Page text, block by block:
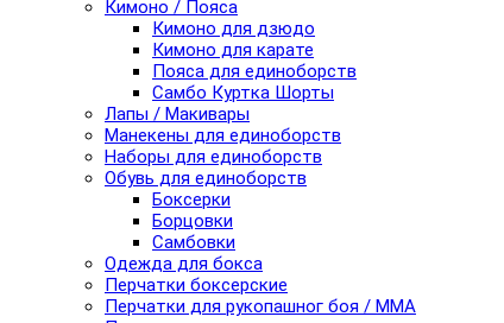
Кимоно / Пояса
Кимоно для дзюдо
Кимоно для карате
Пояса для единоборств
Самбо Куртка Шорты
Лапы / Макивары
Манекены для единоборств
Наборы для единоборств
Обувь для единоборств
Боксерки
Борцовки
Самбовки
Одежда для бокса
Перчатки боксерские
Перчатки для рукопашног боя / ММА